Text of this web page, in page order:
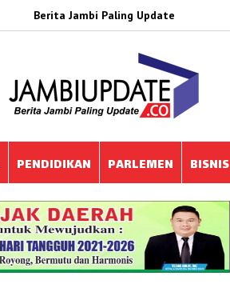
Berita Jambi Paling Update
PENDIDIKAN PARLEMEN BISNIS